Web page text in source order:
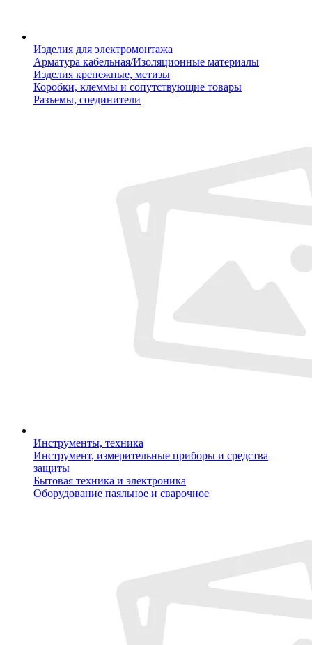
Изделия для электромонтажа
Арматура кабельная/Изоляционные материалы
Изделия крепежные, метизы
Коробки, клеммы и сопутствующие товары
Разъемы, соединители
Инструменты, техника
Инструмент, измерительные приборы и средства
защиты
Бытовая техника и электроника
Оборудование паяльное и сварочное